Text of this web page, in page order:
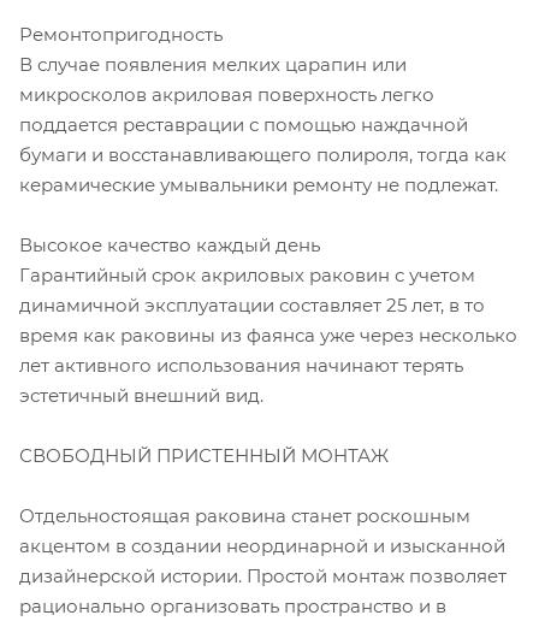
Ремонтопригодность
В случае появления мелких царапин или
микросколов акриловая поверхность легко
поддается реставрации с помощью наждачной
бумаги и восстанавливающего полироля, тогда как
керамические умывальники ремонту не подлежат.
Высокое качество каждый день
Гарантийный срок акриловых раковин с учетом
динамичной эксплуатации составляет 25 лет, в то
время как раковины из фаянса уже через несколько
лет активного использования начинают терять
эстетичный внешний вид.
СВОБОДНЫЙ ПРИСТЕННЫЙ МОНТАЖ
Отдельностоящая раковина станет роскошным
акцентом в создании неординарной и изысканной
дизайнерской истории. Простой монтаж позволяет
рационально организовать пространство и в